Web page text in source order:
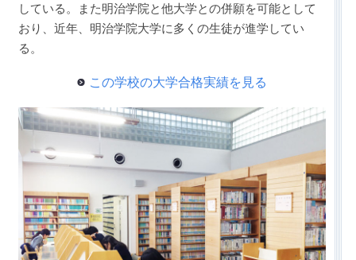
している。また明治学院と他大学との併願を可能として
おり、近年、明治学院大学に多くの生徒が進学してい
る。
この学校の大学合格実績を見る